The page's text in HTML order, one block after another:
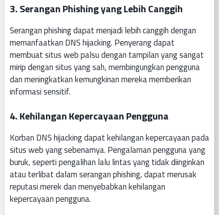
3.Serangan Phishing yang Lebih Canggih
Serangan phishing dapat menjadi lebih canggih dengan
memanfaatkan DNS hijacking. Penyerang dapat
membuat situs web palsu dengan tampilan yang sangat
mirip dengan situs yang sah, membingungkan pengguna
dan meningkatkan kemungkinan mereka memberikan
informasi sensitif.
4.Kehilangan Kepercayaan Pengguna
Korban DNS hijacking dapat kehilangan kepercayaan pada
situs web yang sebenarnya. Pengalaman pengguna yang
buruk, seperti pengalihan lalu lintas yang tidak diinginkan
atau terlibat dalam serangan phishing, dapat merusak
reputasi merek dan menyebabkan kehilangan
kepercayaan pengguna.